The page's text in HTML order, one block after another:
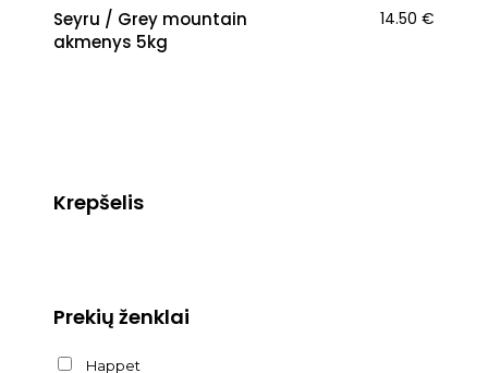
Seyru / Grey mountain
akmenys 5kg
14.50 €
Krepšelis
Prekių ženklai
Happet